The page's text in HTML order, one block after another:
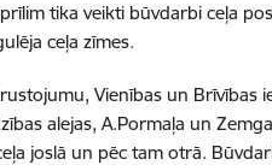
tika veikti būvdarbi ceļa
ceļa zīmes.
Vienības un Brīvības
alejas, A.Pormaļa un
joslā un pēc tam otrā.